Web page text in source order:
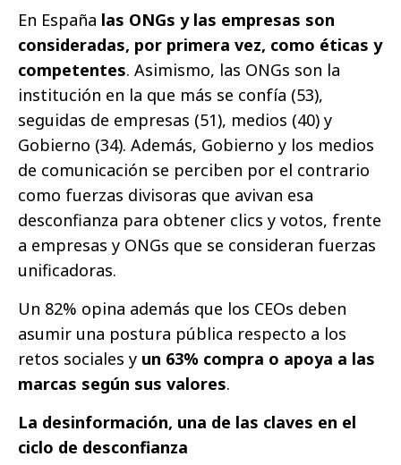
En España las ONGs y las empresas son
consideradas, por primera vez, como éticas y
competentes. Asimismo, las ONGs son la
institución en la que más se confía (53),
seguidas de empresas (51), medios (40) y
Gobierno (34). Además, Gobierno y los medios
de comunicación se perciben por el contrario
como fuerzas divisoras que avivan esa
desconfianza para obtener clics y votos, frente
a empresas y ONGs que se consideran fuerzas
unificadoras.
Un 82% opina además que los CEOs deben
asumir una postura pública respecto a los
retos sociales y un 63% compra o apoya a las
marcas según sus valores.
La desinformación, una de las claves en el
ciclo de desconfianza